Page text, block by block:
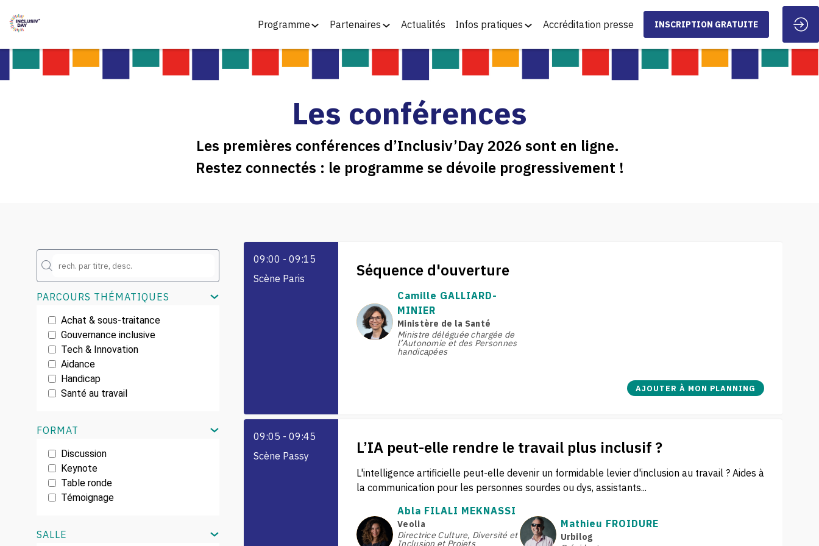
Programme Partenaires Actualités Infos pratiques Accréditation presse INSCRIPTION GRATUITE
Les conférences
Les premières conférences d’Inclusiv’Day 2026 sont en ligne.
Restez connectés : le programme se dévoile progressivement !
PARCOURS THÉMATIQUES
Achat & sous-traitance
Gouvernance inclusive
Tech & Innovation
Aidance
Handicap
Santé au travail
FORMAT
Discussion
Keynote
Table ronde
Témoignage
SALLE
09:00 - 09:15
Scène Paris
Séquence d'ouverture
CG
Camille GALLIARD-
MINIER
Ministère de la Santé
Ministre déléguée chargée de
l’Autonomie et des Personnes
handicapées
AJOUTER À MON PLANNING
09:05 - 09:45
Scène Passy
L’IA peut-elle rendre le travail plus inclusif ?​
L'intelligence artificielle peut-elle devenir un formidable levier d'inclusion au travail ? Aides à
la communication pour les personnes sourdes ou dys, assistants...
AFM
Abla FILALI MEKNASSI
Veolia
Directrice Culture, Diversité et
Inclusion et Projets
MF
Mathieu FROIDURE
Urbilog